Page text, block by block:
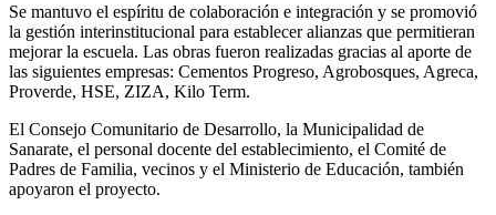
Se mantuvo el espíritu de colaboración e integración y se promovió
la gestión interinstitucional para establecer alianzas que permitieran
mejorar la escuela. Las obras fueron realizadas gracias al aporte de
las siguientes empresas: Cementos Progreso, Agrobosques, Agreca,
Proverde, HSE, ZIZA, Kilo Term.
El Consejo Comunitario de Desarrollo, la Municipalidad de
Sanarate, el personal docente del establecimiento, el Comité de
Padres de Familia, vecinos y el Ministerio de Educación, también
apoyaron el proyecto.